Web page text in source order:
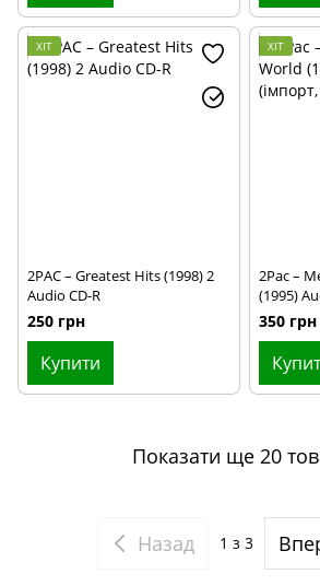
ХІТ
2PAC – Greatest Hits (1998) 2
Audio CD-R
250 грн
Купити
ХІТ
2Pac –
(1995)
буклет)
350 грн
Показати ще 20
Назад 1 з 3